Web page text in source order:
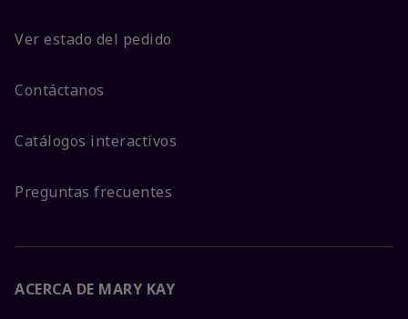
Ver estado del pedido
Contáctanos
Catálogos interactivos
Preguntas frecuentes
ACERCA DE MARY KAY